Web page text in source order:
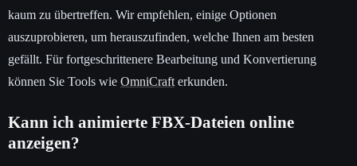
kaum zu übertreffen. Wir empfehlen, einige Optionen
auszuprobieren, um herauszufinden, welche Ihnen am besten
gefällt. Für fortgeschrittenere Bearbeitung und Konvertierung
können Sie Tools wie OmniCraft erkunden.
Kann ich animierte FBX-Dateien online
anzeigen?